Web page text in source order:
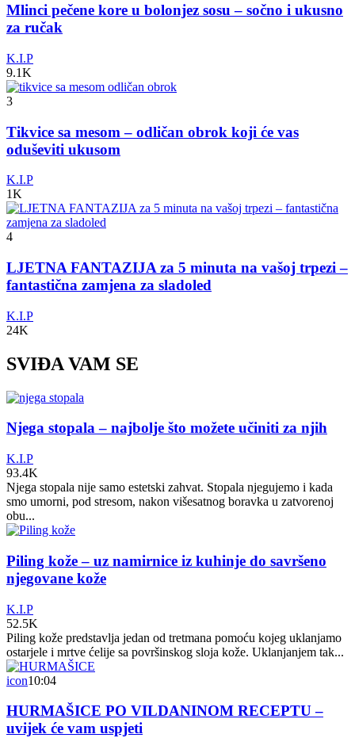
Mlinci pečene kore u bolonjez sosu – sočno i ukusno
za ručak
K.I.P
9.1K
3
Tikvice sa mesom – odličan obrok koji će vas
oduševiti ukusom
K.I.P
1K
4
LJETNA FANTAZIJA za 5 minuta na vašoj trpezi –
fantastična zamjena za sladoled
K.I.P
24K
SVIĐA VAM SE
Njega stopala – najbolje što možete učiniti za njih
K.I.P
93.4K
Njega stopala nije samo estetski zahvat. Stopala njegujemo i kada
smo umorni, pod stresom, nakon višesatnog boravka u zatvorenoj
obu...
Piling kože – uz namirnice iz kuhinje do savršeno
njegovane kože
K.I.P
52.5K
Piling kože predstavlja jedan od tretmana pomoću kojeg uklanjamo
ostarjele i mrtve ćelije sa površinskog sloja kože. Uklanjanjem tak...
icon10:04
HURMAŠICE PO VILDANINOM RECEPTU –
uvijek će vam uspjeti